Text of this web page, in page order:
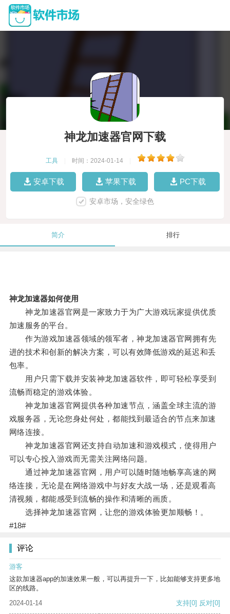
神龙加速器官网下载
工具 时间：2024-01-14
安卓下载 苹果下载 PC下载
安卓市场，安全绿色
简介 排行
神龙加速器如何使用
神龙加速器官网是一家致力于为广大游戏玩家提供优质
加速服务的平台。
作为游戏加速器领域的领军者，神龙加速器官网拥有先
进的技术和创新的解决方案，可以有效降低游戏的延迟和丢
包率。
用户只需下载并安装神龙加速器软件，即可轻松享受到
流畅而稳定的游戏体验。
神龙加速器官网提供各种加速节点，涵盖全球主流的游
戏服务器，无论您身处何处，都能找到最适合的节点来加速
网络连接。
神龙加速器官网还支持自动加速和游戏模式，使得用户
可以专心投入游戏而无需关注网络问题。
通过神龙加速器官网，用户可以随时随地畅享高速的网
络连接，无论是在网络游戏中与好友大战一场，还是观看高
清视频，都能感受到流畅的操作和清晰的画质。
选择神龙加速器官网，让您的游戏体验更加顺畅！。
#18#
评论
游客
这款加速器app的加速效果一般，可以再提升一下，比如能够支持更多地
区的线路。
2024-01-14
支持[0] 反对[0]